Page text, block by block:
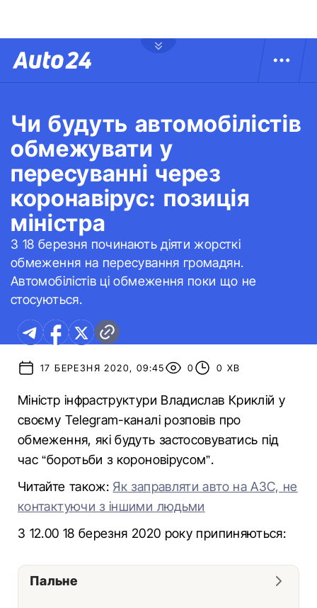
Чи будуть автомобілістів
обмежувати у
пересуванні через
коронавірус: позиція
міністра
З 18 березня починають діяти жорсткі
обмеження на пересування громадян.
Автомобілістів ці обмеження поки що не
стосуються.
17 БЕРЕЗНЯ 2020, 09:45 0 0 ХВ
Міністр інфраструктури Владислав Криклій у
своєму Telegram-каналі розповів про
обмеження, які будуть застосовуватись під
час “боротьби з короновірусом”.
Читайте також: Як заправляти авто на АЗС, не
контактуючи з іншими людьми
З 12.00 18 березня 2020 року припиняються:
Пальне